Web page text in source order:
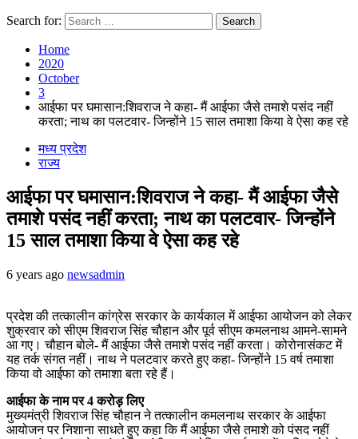
Search for:
Home
2020
October
3
आईफा पर घमासान:शिवराज ने कहा- मैं आईफा जैसे तमाशे पसंद नहीं
करता; नाथ का पलटवार- जिन्होंने 15 साल तमाशा किया वे ऐसा कह रहे
मध्य प्रदेश
राज्य
आईफा पर घमासान:शिवराज ने कहा- मैं आईफा जैसे
तमाशे पसंद नहीं करता; नाथ का पलटवार- जिन्होंने
15 साल तमाशा किया वे ऐसा कह रहे
6 years ago newsadmin
प्रदेश की तत्कालीन कांग्रेस सरकार के कार्यकाल में आईफा आयोजन को लेकर
शुक्रवार को सीएम शिवराज सिंह चौहान और पूर्व सीएम कमलनाथ आमने-सामने
आ गए। चौहान बोले- मैं आईफा जैसे तमाशे पसंद नहीं करता। कोरोनासंकट में
यह तर्क संगत नहीं। नाथ ने पलटवार करते हुए कहा- जिन्होंने 15 वर्ष तमाशा
किया वो आईफा को तमाशा बता रहे हैं।
आईफा के नाम पर 4 करोड़ लिए
मुख्यमंत्री शिवराज सिंह चौहान ने तत्कालीन कमलनाथ सरकार के आईफा
आयोजन पर निशाना साधते हुए कहा कि मैं आईफा जैसे तमाशे को पंसद नहीं